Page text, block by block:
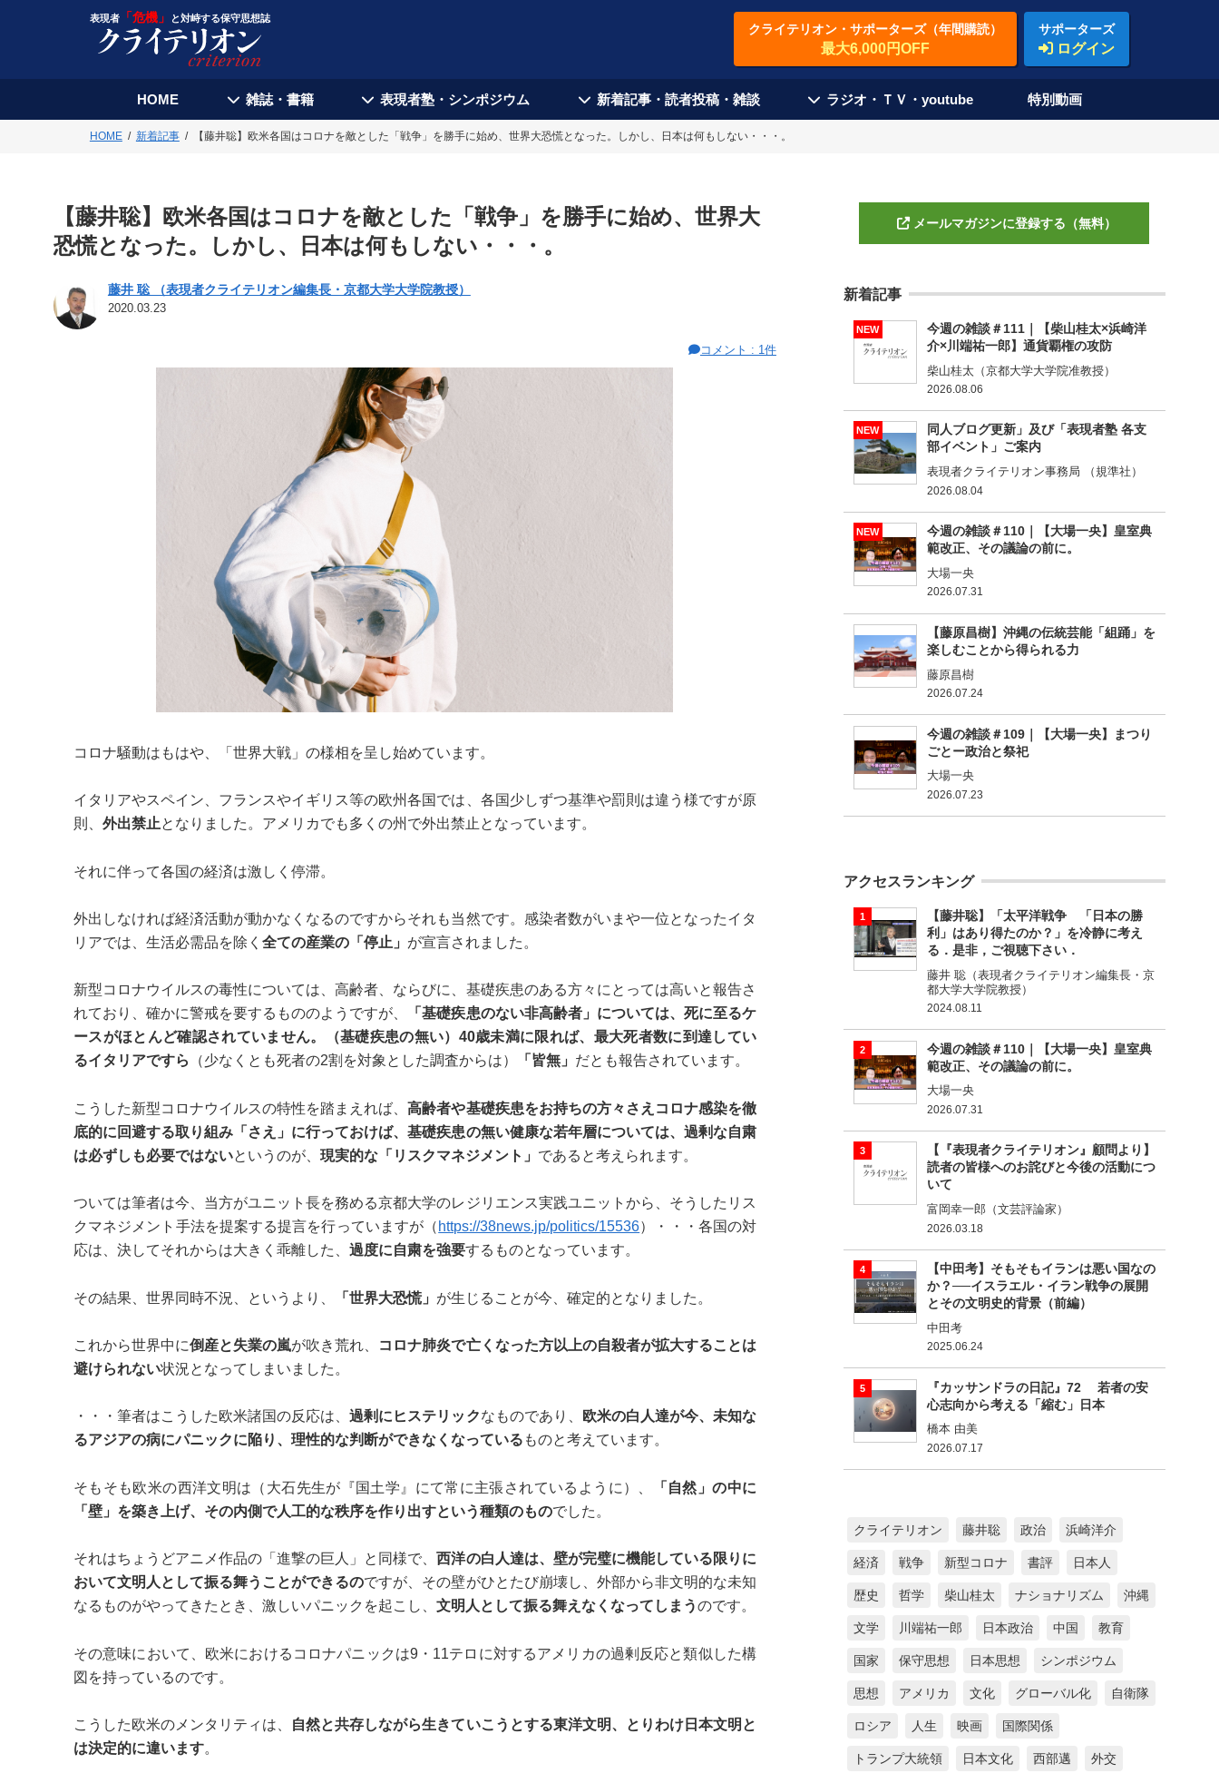
表現者「危機」 と対峙する保守思想誌
クライテリオン・サポーターズ（年間購読）
最大6,000円OFF
サポーターズ
ログイン
HOME 雑誌・書籍 表現者塾・シンポジウム 新着記事・読者投稿・雑談 ラジオ・ＴＶ・youtube 特別動画
HOME 新着記事 【藤井聡】欧米各国はコロナを敵とした「戦争」を勝手に始め、世界大恐慌となった。しかし、日本は何もしない・・・。
【藤井聡】欧米各国はコロナを敵とした「戦争」を勝手に始め、世界大
恐慌となった。しかし、日本は何もしない・・・。
藤井 聡 （表現者クライテリオン編集長・京都大学大学院教授）
2020.03.23
コメント : 1件
コロナ騒動はもはや、「世界大戦」の様相を呈し始めています。
イタリアやスペイン、フランスやイギリス等の欧州各国では、各国少しずつ基準や罰則は違う様ですが原
則、 外出禁止となりました。アメリカでも多くの州で外出禁止となっています。
それに伴って各国の経済は激しく停滞。
外出しなければ経済活動が動かなくなるのですからそれも当然です。感染者数がいまや一位となったイタ
リアでは、生活必需品を除く 全ての産業の「停止」 が宣言されました。
新型コロナウイルスの毒性については、高齢者、ならびに、基礎疾患のある方々にとっては高いと報告さ
れており、確かに警戒を要するもののようですが、
「基礎疾患のない非高齢者」については、死に至るケ
ースがほとんど確認されていません。（基礎疾患の無い）40歳未満に限れば、最大死者数に到達してい
るイタリアですら
（少なくとも死者の2割を対象とした調査からは） 「皆無」 だとも報告されています。
こうした新型コロナウイルスの特性を踏まえれば、高齢者や基礎疾患をお持ちの方々さえコロナ感染を徹
底的に回避する取り組み「さえ」に行っておけば、基礎疾患の無い健康な若年層については、過剰な自粛
は必ずしも必要ではないというのが、 現実的な「リスクマネジメント」 であると考えられます。
ついては筆者は今、当方がユニット長を務める京都大学のレジリエンス実践ユニットから、そうしたリス
クマネジメント手法を提案する提言を行っていますが（ https://38news.jp/politics/15536）・・・各国の対
応は、決してそれからは大きく乖離した、 過度に自粛を強要するものとなっています。
その結果、世界同時不況、というより、 「世界大恐慌」 が生じることが今、確定的となりました。
これから世界中に倒産と失業の嵐が吹き荒れ、 コロナ肺炎で亡くなった方以上の自殺者が拡大することは
避けられない状況となってしまいました。
・・・筆者はこうした欧米諸国の反応は、過剰にヒステリックなものであり、
欧米の白人達が今、未知な
るアジアの病にパニックに陥り、理性的な判断ができなくなっている ものと考えています。
そもそも欧米の西洋文明は（大石先生が『国土学』にて常に主張されているように）、
「自然」の中に
「壁」を築き上げ、その内側で人工的な秩序を作り出すという種類のものでした。
それはちょうどアニメ作品の「進撃の巨人」と同様で、西洋の白人達は、壁が完璧に機能している限りに
おいて文明人として振る舞うことができるのですが、その壁がひとたび崩壊し、外部から非文明的な未知
なるものがやってきたとき、激しいパニックを起こし、 文明人として振る舞えなくなってしまうのです。
その意味において、欧米におけるコロナパニックは9・11テロに対するアメリカの過剰反応と類似した構
図を持っているのです。
こうした欧米のメンタリティは、
自然と共存しながら生きていこうとする東洋文明、とりわけ日本文明と
は決定的に違います。
メールマガジンに登録する（無料）
新着記事
NEW
今週の雑談＃111｜【柴山桂太×浜崎洋
介×川端祐一郎】通貨覇権の攻防
柴山桂太（京都大学大学院准教授）
2026.08.06
NEW
同人ブログ更新」及び「表現者塾 各支
部イベント」ご案内
表現者クライテリオン事務局 （規準社）
2026.08.04
NEW
今週の雑談＃110｜【大場一央】皇室典
範改正、その議論の前に。
大場一央
2026.07.31
【藤原昌樹】沖縄の伝統芸能「組踊」を
楽しむことから得られる力
藤原昌樹
2026.07.24
今週の雑談＃109｜【大場一央】まつり
ごとー政治と祭祀
大場一央
2026.07.23
アクセスランキング
【藤井聡】「太平洋戦争 「日本の勝
利」はあり得たのか？」を冷静に考え
る．是非，ご視聴下さい．
藤井 聡（表現者クライテリオン編集長・京
都大学大学院教授）
2024.08.11
今週の雑談＃110｜【大場一央】皇室典
範改正、その議論の前に。
大場一央
2026.07.31
【『表現者クライテリオン』顧問より】
読者の皆様へのお詫びと今後の活動につ
いて
富岡幸一郎（文芸評論家）
2026.03.18
【中田考】そもそもイランは悪い国なの
か？──イスラエル・イラン戦争の展開
とその文明史的背景（前編）
中田考
2025.06.24
『カッサンドラの日記』72 若者の安
心志向から考える「縮む」日本
橋本 由美
2026.07.17
クライテリオン 藤井聡 政治 浜崎洋介
経済 戦争 新型コロナ 書評 日本人
歴史 哲学 柴山桂太 ナショナリズム 沖縄
文学 川端祐一郎 日本政治 中国 教育
国家 保守思想 日本思想 シンポジウム
思想 アメリカ 文化 グローバル化 自衛隊
ロシア 人生 映画 国際関係
トランプ大統領 日本文化 西部邁 外交